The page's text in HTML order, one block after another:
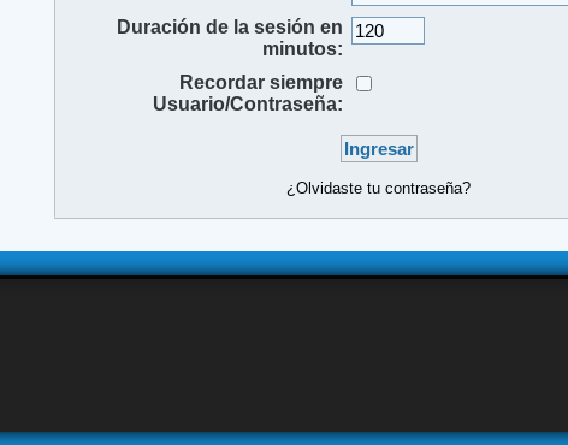
Duración de la sesión en
minutos:
Recordar siempre
Usuario/Contraseña:
¿Olvidaste tu contraseña?